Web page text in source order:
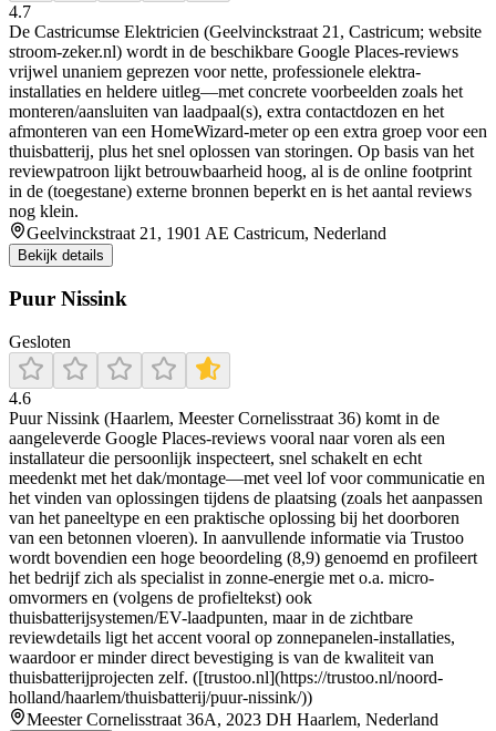
4.7
De Castricumse Elektricien (Geelvinckstraat 21, Castricum; website
stroom-zeker.nl) wordt in de beschikbare Google Places-reviews
vrijwel unaniem geprezen voor nette, professionele elektra-
installaties en heldere uitleg—met concrete voorbeelden zoals het
monteren/aansluiten van laadpaal(s), extra contactdozen en het
afmonteren van een HomeWizard-meter op een extra groep voor een
thuisbatterij, plus het snel oplossen van storingen. Op basis van het
reviewpatroon lijkt betrouwbaarheid hoog, al is de online footprint
in de (toegestane) externe bronnen beperkt en is het aantal reviews
nog klein.
Geelvinckstraat 21, 1901 AE Castricum, Nederland
Bekijk details
Puur Nissink
Gesloten
4.6
Puur Nissink (Haarlem, Meester Cornelisstraat 36) komt in de
aangeleverde Google Places-reviews vooral naar voren als een
installateur die persoonlijk inspecteert, snel schakelt en echt
meedenkt met het dak/montage—met veel lof voor communicatie en
het vinden van oplossingen tijdens de plaatsing (zoals het aanpassen
van het paneeltype en een praktische oplossing bij het doorboren
van een betonnen vloeren). In aanvullende informatie via Trustoo
wordt bovendien een hoge beoordeling (8,9) genoemd en profileert
het bedrijf zich als specialist in zonne-energie met o.a. micro-
omvormers en (volgens de profieltekst) ook
thuisbatterijsystemen/EV-laadpunten, maar in de zichtbare
reviewdetails ligt het accent vooral op zonnepanelen-installaties,
waardoor er minder direct bevestiging is van de kwaliteit van
thuisbatterijprojecten zelf. ([trustoo.nl](https://trustoo.nl/noord-
holland/haarlem/thuisbatterij/puur-nissink/))
Meester Cornelisstraat 36A, 2023 DH Haarlem, Nederland